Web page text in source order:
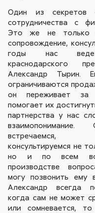
Один из секретов
сотрудничества с
Это же не только
сопровождение,
годы нас
краснодарского
Александр Тырин.
ограничиваются
он переживает за
помогает их
партнерства у нас
встречаемся,
консультируемся не
но и по всем
производстве
могу позвонить ему
Александр всегда
когда сам не может
или сомневается,